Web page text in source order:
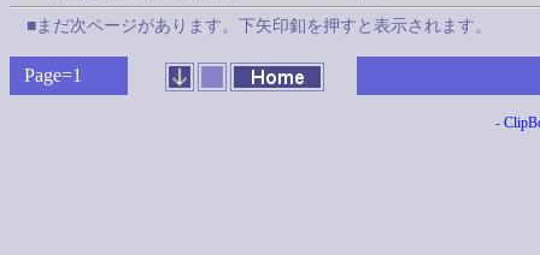
■まだ次ページがあります。下矢印釦を押すと表示されます。
Page=1
-